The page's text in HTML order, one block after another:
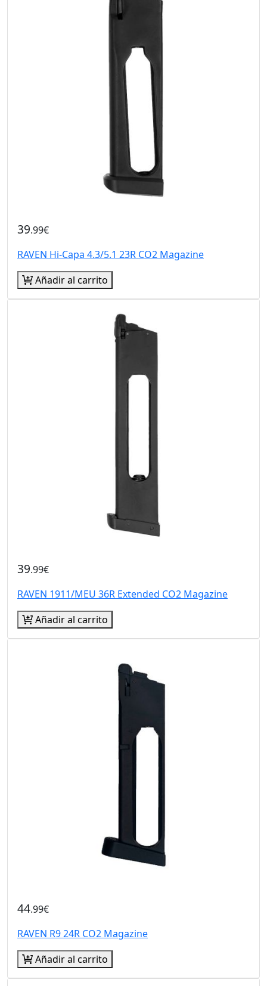
39.99€
RAVEN Hi-Capa 4.3/5.1 23R CO2 Magazine
Añadir al carrito
39.99€
RAVEN 1911/MEU 36R Extended CO2 Magazine
Añadir al carrito
44.99€
RAVEN R9 24R CO2 Magazine
Añadir al carrito